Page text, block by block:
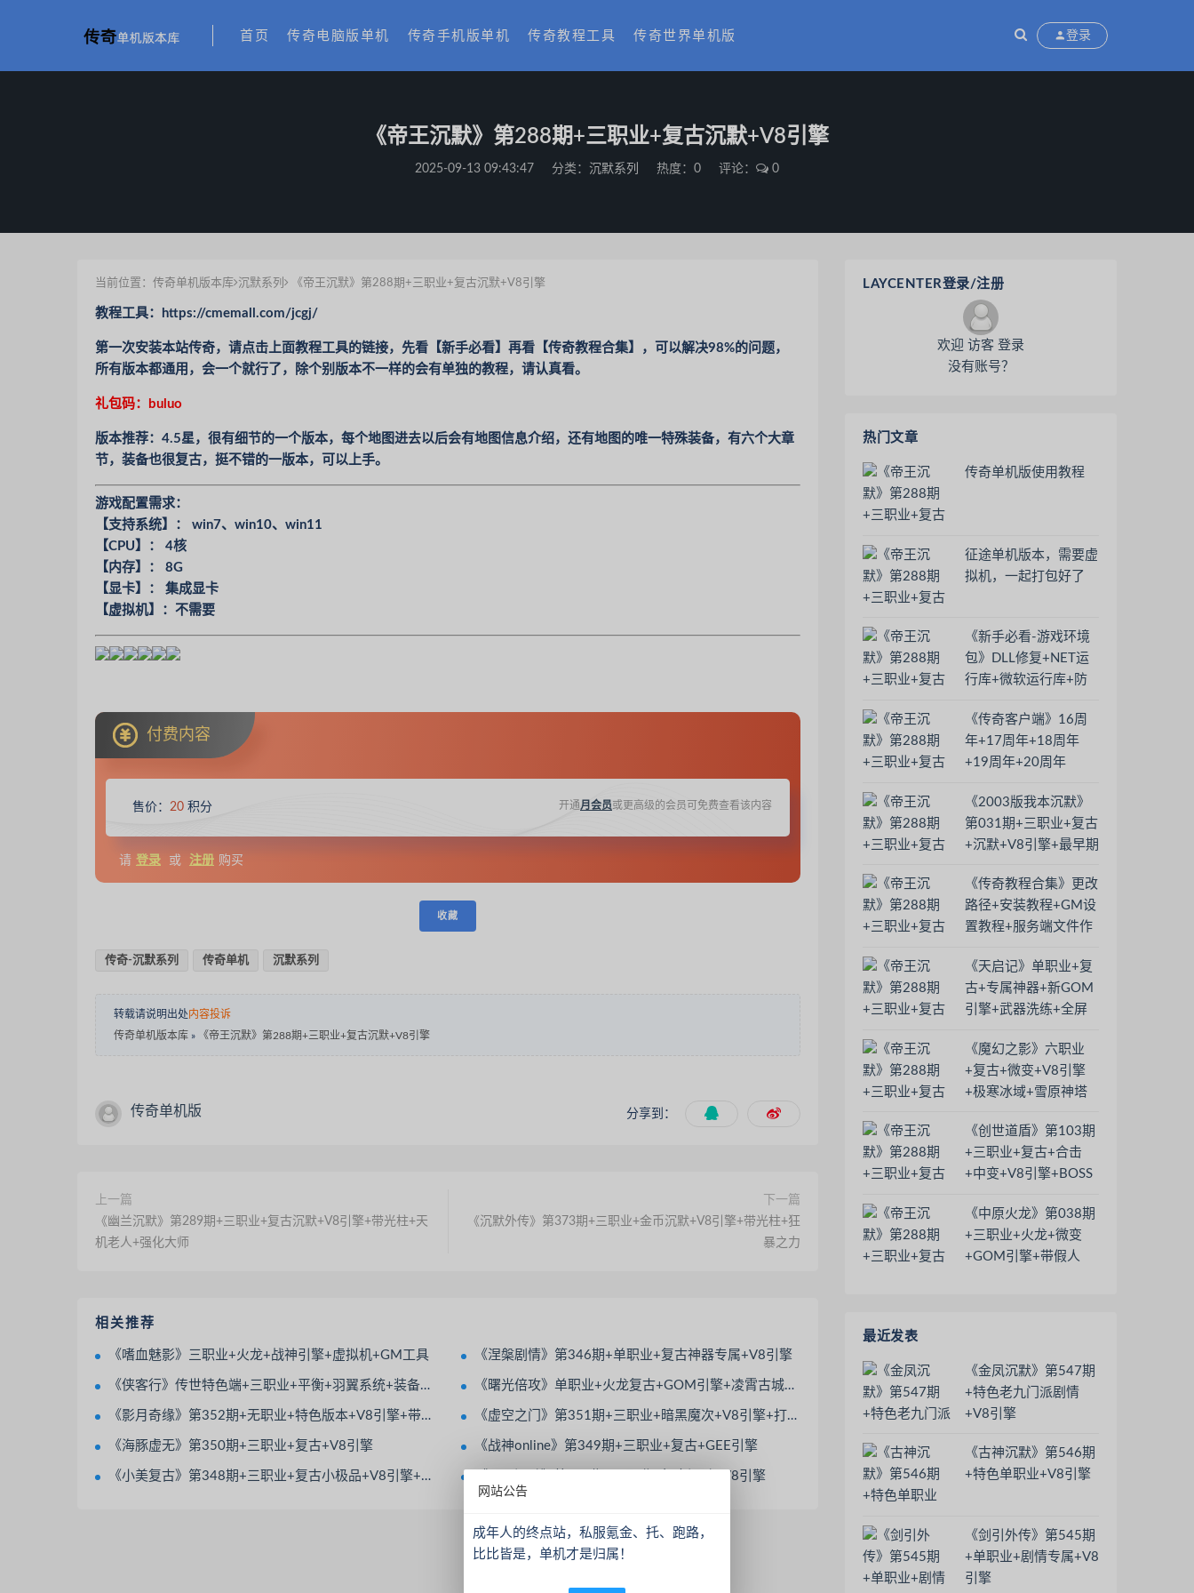
首页 传奇电脑版单机 传奇手机版单机 传奇教程工具 传奇世界单机版 登录
《帝王沉默》第288期+三职业+复古沉默+V8引擎
2025-09-13 09:43:47 分类： 沉默系列 热度：0 评论： 0
当前位置： 传奇单机版本库 沉默系列 《帝王沉默》第288期+三职业+复古沉默+V8引擎
教程工具：https://cmemall.com/jcgj/
第一次安装本站传奇，请点击上面教程工具的链接，先看【新手必看】再看【传奇教程合集】，可以解决98%的问题，
所有版本都通用，会一个就行了，除个别版本不一样的会有单独的教程，请认真看。
礼包码：buluo
版本推荐：4.5星，很有细节的一个版本，每个地图进去以后会有地图信息介绍，还有地图的唯一特殊装备， 有六个大章
节，装备也很复古，挺不错的一版本，可以上手。
游戏配置需求：
【支持系统】： win7、win10、win11
【CPU】： 4核
【内存】： 8G
【显卡】： 集成显卡
【虚拟机】：不需要
付费内容
售价： 20 积分 开通月会员或更高级的会员可免费查看该内容
请 登录 或 注册 购买
收藏
传奇-沉默系列 传奇单机 沉默系列
转载请说明出处 内容投诉
传奇单机版本库 » 《帝王沉默》第288期+三职业+复古沉默+V8引擎
传奇单机版 分享到：
上一篇
《幽兰沉默》第289期+三职业+复古沉默+V8引擎+带光柱+天
机老人+强化大师
下一篇
《沉默外传》第373期+三职业+金币沉默+V8引擎+带光柱+狂
暴之力
相关推荐
《嗜血魅影》三职业+火龙+战神引擎+虚拟机+GM工具 《涅槃剧情》第346期+单职业+复古神器专属+V8引擎
《侠客行》传世特色端+三职业+平衡+羽翼系统+装备镇魔+极品继承 《曙光倍攻》单职业+火龙复古+GOM引擎+凌霄古城+九五之尊+强者本来+BOSS之家
《影月奇缘》第352期+无职业+特色版本+V8引擎+带光柱+觉醒大师+除魔副本 《虚空之门》第351期+三职业+暗黑魔次+V8引擎+打技能书+宠物大使+神佑法宝
《海豚虚无》第350期+三职业+复古+V8引擎 《战神online》第349期+三职业+复古+GEE引擎
《小美复古》第348期+三职业+复古小极品+V8引擎+特色BUFF+极品套装倍攻 《夏日沉默》第347期+三职业+复古沉默+V8引擎
LAYCENTER登录/注册
欢迎 访客 登录
没有账号？
热门文章
传奇单机版使用教程
征途单机版本，需要虚
拟机，一起打包好了
《新手必看-游戏环境
包》DLL修复+NET运
行库+微软运行库+防
Windows Defender
《传奇客户端》16周
年+17周年+18周年
+19周年+20周年
《2003版我本沉默》
第031期+三职业+复古
+沉默+V8引擎+最早期
《传奇教程合集》更改
路径+安装教程+GM设
置教程+服务端文件作
更换
《天启记》单职业+复
古+专属神器+新GOM
引擎+武器洗练+全屏
《魔幻之影》六职业
+复古+微变+V8引擎
+极寒冰域+雪原神塔
《创世道盾》第103期
+三职业+复古+合击
+中变+V8引擎+BOSS
《中原火龙》第038期
+三职业+火龙+微变
+GOM引擎+带假人
最近发表
《金凤沉默》第547期
+特色老九门派剧情
+V8引擎
《古神沉默》第546期
+特色单职业+V8引擎
《剑引外传》第545期
+单职业+剧情专属+V8
引擎
网站公告
成年人的终点站，私服氪金、托、跑路，
比比皆是，单机才是归属！